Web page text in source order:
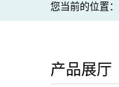
您当前的位置：
产品展厅